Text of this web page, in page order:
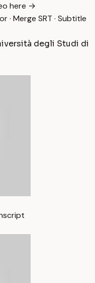
here →
· Merge SRT · Subtitle
degli Studi di